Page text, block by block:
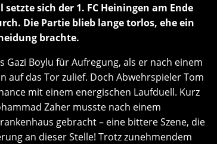
sich der 1. FC Heiningen am Ende
Die Partie blieb lange torlos, ehe ein
brachte.
Boylu für Aufregung, als er nach einem
das Tor zulief. Doch Abwehrspieler Tom
mit einem energischen Laufduell. Kurz
Zaher musste nach einem
gebracht – eine bittere Szene, die
an dieser Stelle! Trotz zunehmendem